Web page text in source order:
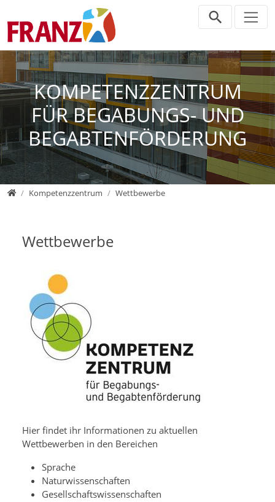
Direkt zur Hauptnavigation springen
Direkt zum Inhalt springen
Zur Unternavigation springen
KOMPETENZZENTRUM
FÜR BEGABUNGS- UND
BEGABTENFÖRDERUNG
HomeKompetenzzentrum Wettbewerbe
Wettbewerbe
Hier findet ihr Informationen zu aktuellen
Wettbewerben in den Bereichen
Sprache
Naturwissenschaften
Gesellschaftswissenschaften